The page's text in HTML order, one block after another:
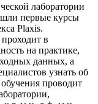
лаборатории
первые курсы
Plaxis.
в
на практике,
данных, а
узнать об
проводит